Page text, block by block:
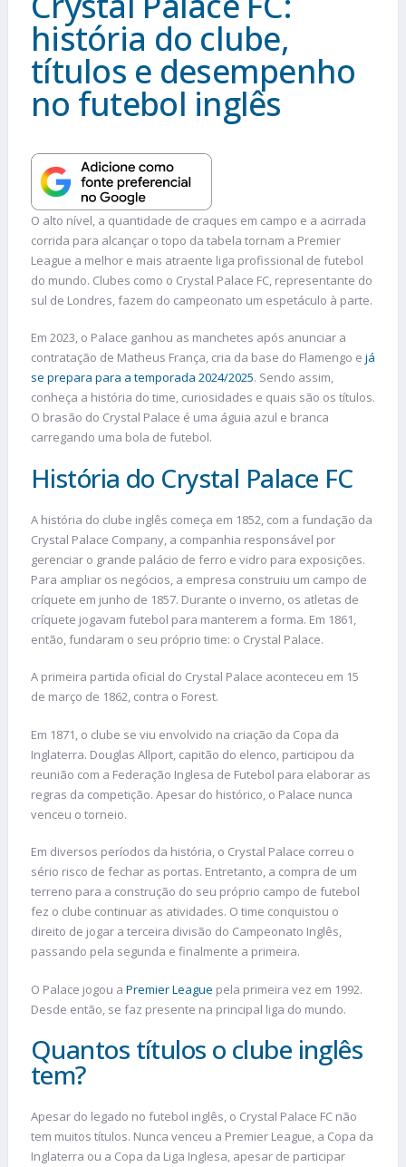
história do clube,
títulos e desempenho
no futebol inglês
O alto nível, a quantidade de craques em campo e a acirrada
corrida para alcançar o topo da tabela tornam a Premier
League a melhor e mais atraente liga profissional de futebol
do mundo. Clubes como o Crystal Palace FC, representante do
sul de Londres, fazem do campeonato um espetáculo à parte.
Em 2023, o Palace ganhou as manchetes após anunciar a
contratação de Matheus França, cria da base do Flamengo e já
se prepara para a temporada 2024/2025. Sendo assim,
conheça a história do time, curiosidades e quais são os títulos.
O brasão do Crystal Palace é uma águia azul e branca
carregando uma bola de futebol.
História do Crystal Palace FC
A história do clube inglês começa em 1852, com a fundação da
Crystal Palace Company, a companhia responsável por
gerenciar o grande palácio de ferro e vidro para exposições.
Para ampliar os negócios, a empresa construiu um campo de
críquete em junho de 1857. Durante o inverno, os atletas de
críquete jogavam futebol para manterem a forma. Em 1861,
então, fundaram o seu próprio time: o Crystal Palace.
A primeira partida oficial do Crystal Palace aconteceu em 15
de março de 1862, contra o Forest.
Em 1871, o clube se viu envolvido na criação da Copa da
Inglaterra. Douglas Allport, capitão do elenco, participou da
reunião com a Federação Inglesa de Futebol para elaborar as
regras da competição. Apesar do histórico, o Palace nunca
venceu o torneio.
Em diversos períodos da história, o Crystal Palace correu o
sério risco de fechar as portas. Entretanto, a compra de um
terreno para a construção do seu próprio campo de futebol
fez o clube continuar as atividades. O time conquistou o
direito de jogar a terceira divisão do Campeonato Inglês,
passando pela segunda e finalmente a primeira.
O Palace jogou a Premier League pela primeira vez em 1992.
Desde então, se faz presente na principal liga do mundo.
Quantos títulos o clube inglês
tem?
Apesar do legado no futebol inglês, o Crystal Palace FC não
tem muitos títulos. Nunca venceu a Premier League, a Copa da
Inglaterra ou a Copa da Liga Inglesa, apesar de participar